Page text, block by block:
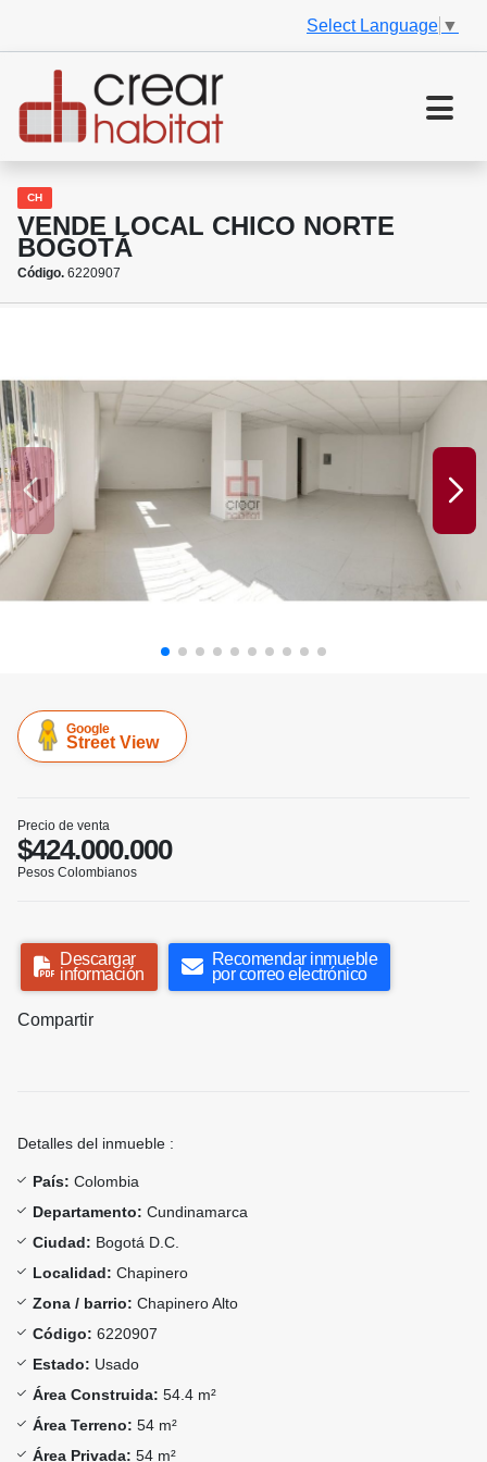
Select Language ▼
CH
VENDE LOCAL CHICO NORTE
BOGOTÁ
Código. 6220907
Google
Street View
Precio de venta
$424.000.000
Pesos Colombianos
Descargar
información
Recomendar inmueble
por correo electrónico
Compartir
Detalles del inmueble :
País: Colombia
Departamento: Cundinamarca
Ciudad: Bogotá D.C.
Localidad: Chapinero
Zona / barrio: Chapinero Alto
Código: 6220907
Estado: Usado
Área Construida: 54.4 m²
Área Terreno: 54 m²
Área Privada: 54 m²